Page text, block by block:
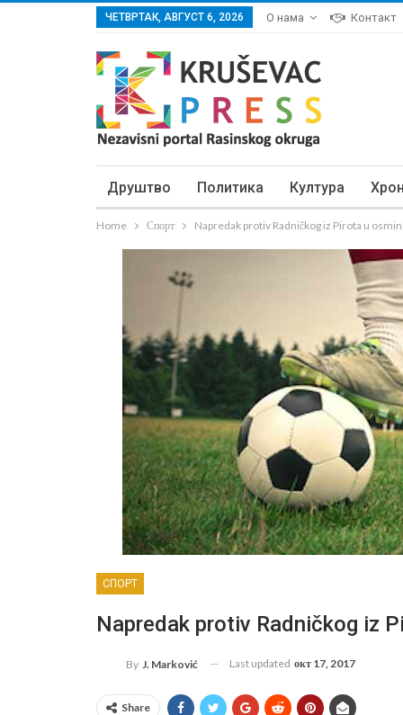
ЧЕТВРТАК, АВГУСТ 6, 2026 О нама Контакт
Друштво Политика Култура
Home Спорт Napredak protiv Radničkog iz Pirota u
СПОРТ
Napredak protiv Radničkog iz
By J. Marković Last updated окт 17, 2017
Share